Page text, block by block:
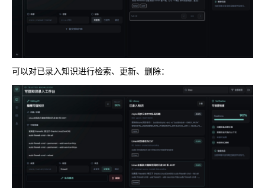
可以对已录入知识进行检索、更新、删除：